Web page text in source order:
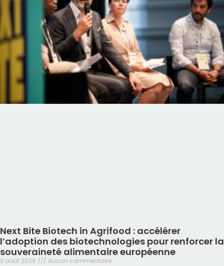
Next Bite Biotech in Agrifood : accélérer
l’adoption des biotechnologies pour renforcer la
souveraineté alimentaire européenne
3 août 2026
Aucun commentaire